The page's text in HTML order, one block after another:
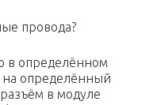
провода?
в определённом
определённый
в модуле